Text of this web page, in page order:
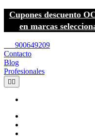
Cupones descuento
en marcas
900649209
Contacto
Blog
Profesionales
 